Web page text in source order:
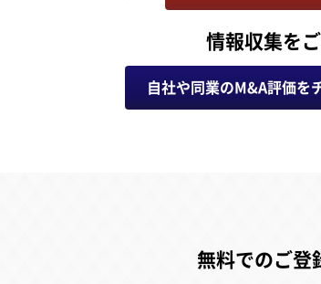
情報収集を
自社や同業のM&A評価を
無料でのご登